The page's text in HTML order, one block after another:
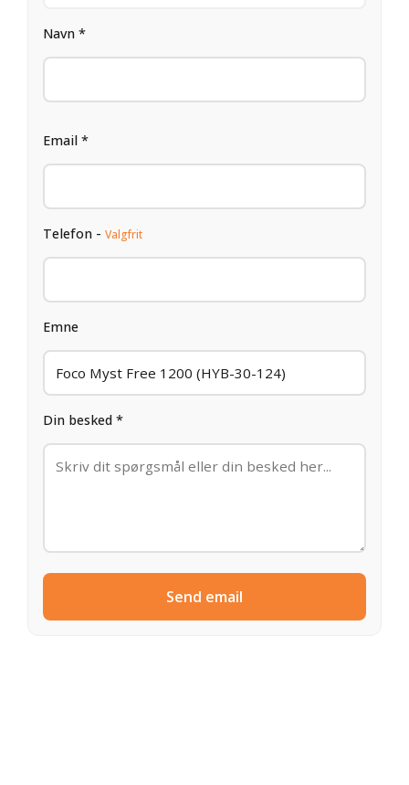
Navn *
Email *
Telefon - Valgfrit
Emne
Din besked *
Send email